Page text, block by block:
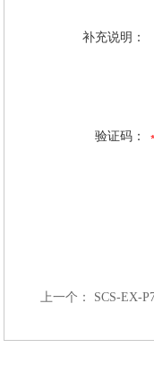
补充说明：
验证码：
上一个： SCS-EX-